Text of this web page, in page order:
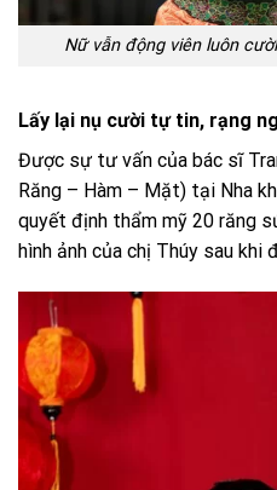
Nữ vẫn động viên luôn
Lấy lại nụ cười tự tin, rạng
Được sự tư vấn của bác sĩ
Răng – Hàm – Mặt) tại Nha
quyết định thẩm mỹ 20 răng
hình ảnh của chị Thúy sau